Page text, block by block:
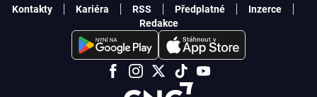
Kontakty Kariéra RSS Předplatné
Inzerce
Redakce